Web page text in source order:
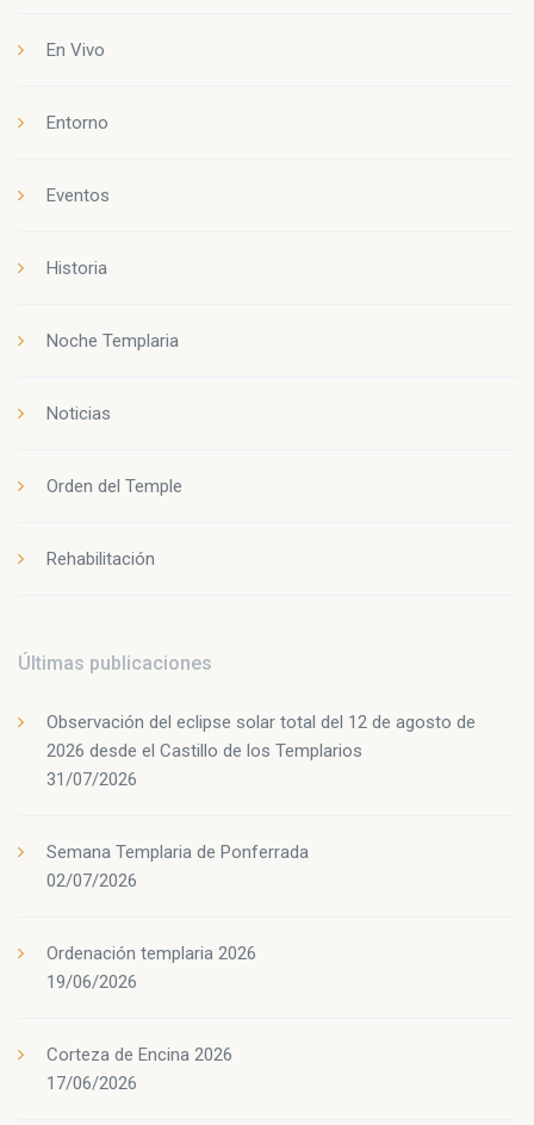
En Vivo
Entorno
Eventos
Historia
Noche Templaria
Noticias
Orden del Temple
Rehabilitación
Últimas publicaciones
Observación del eclipse solar total del 12 de agosto de
2026 desde el Castillo de los Templarios
31/07/2026
Semana Templaria de Ponferrada
02/07/2026
Ordenación templaria 2026
19/06/2026
Corteza de Encina 2026
17/06/2026